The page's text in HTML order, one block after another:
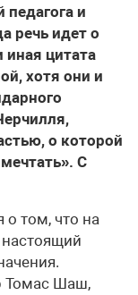
и
речь идет о
иная цитата
хотя они и
о которой
С
о том, что на
Томас Шаш,